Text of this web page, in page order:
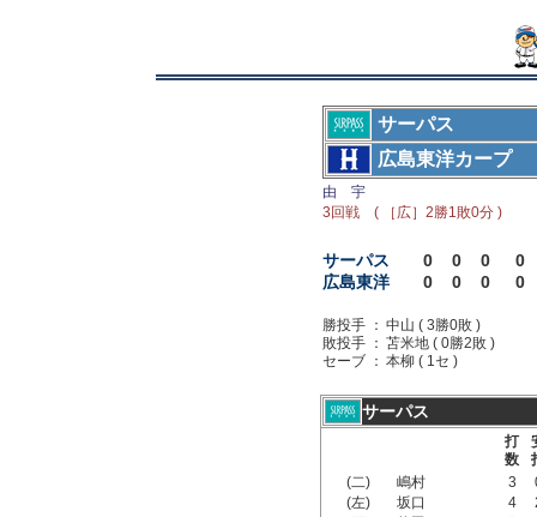
サーパス
広島東洋カープ
由 宇
3回戦 ( ［広］2勝1敗0分 )
サーパス 0 0 0
0
広島東洋
0 0 0 0
勝投手 ： 中山 ( 3勝0敗 )
敗投手 ： 苫米地 ( 0勝2敗 )
セーブ ： 本柳 ( 1セ )
サーパス
打
数
(二)
嶋村 3
(左)
坂口 4